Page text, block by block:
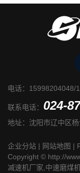
电话：15998204048/
联系电话： 024-
地址：沈阳市辽中区
企业分站 | 网站地图 |
Copyright © http://
减速机厂家 中速磨煤